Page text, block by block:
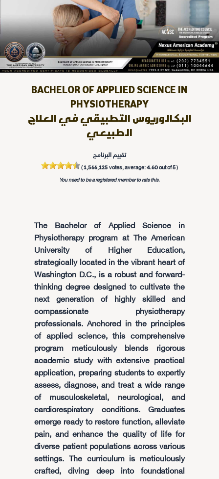
BACHELOR OF APPLIED SCIENCE IN
PHYSIOTHERAPY
البكالوريوس التطبيقي في العلاج
الطبيعي
تقييم البرنامج
(1,566,125 votes, average:4.60out of 5 )
You need to be a registered member to rate this.
The Bachelor of Applied Science in
Physiotherapy program at The American
University of Higher Education,
strategically located in the vibrant heart of
Washington D.C., is a robust and forward-
thinking degree designed to cultivate the
next generation of highly skilled and
compassionate physiotherapy
professionals. Anchored in the principles
of applied science, this comprehensive
program meticulously blends rigorous
academic study with extensive practical
application, preparing students to expertly
assess, diagnose, and treat a wide range
of musculoskeletal, neurological, and
cardiorespiratory conditions. Graduates
emerge ready to restore function, alleviate
pain, and enhance the quality of life for
diverse patient populations across various
settings. The curriculum is meticulously
crafted, diving deep into foundational